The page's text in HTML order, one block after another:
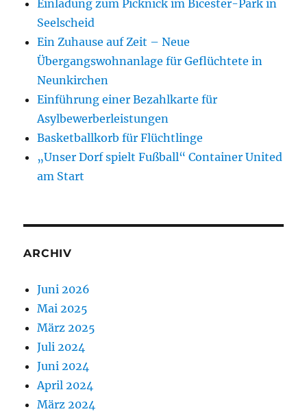
Einladung zum Picknick im Bicester-Park in
Seelscheid
Ein Zuhause auf Zeit – Neue
Übergangswohnanlage für Geflüchtete in
Neunkirchen
Einführung einer Bezahlkarte für
Asylbewerberleistungen
Basketballkorb für Flüchtlinge
„Unser Dorf spielt Fußball“ Container United
am Start
ARCHIV
Juni 2026
Mai 2025
März 2025
Juli 2024
Juni 2024
April 2024
März 2024